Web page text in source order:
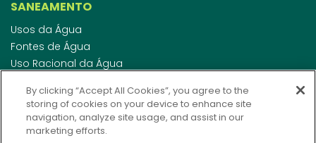
SANEAMENTO
Usos da Água
Fontes de Água
Uso Racional da Água
Esgotamento Sanitário
Regulamento de Água e Esgoto
Indicadores de qualidade da água
By clicking “Accept All Cookies”, you agree to the
storing of cookies on your device to enhance site
navigation, analyze site usage, and assist in our
marketing efforts.